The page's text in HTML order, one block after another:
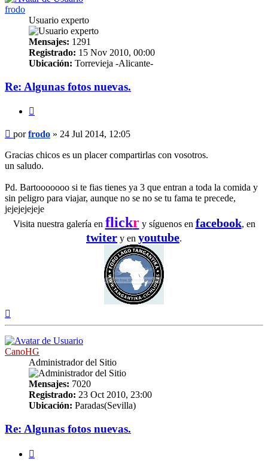
frodo
Usuario experto
Mensajes: 1291
Registrado: 15 Nov 2010, 00:00
Ubicación: Torrevieja -Alicante-
Re: Algunas fotos nuevas.
Mensaje
porfrodo » 24 Jul 2014, 12:05
Gracias chicos es un placer compartirlas con vosotros.
un saludo.
Pd. Bartooooooo si te fias tienes ya 3 que entran a toda la comida y
sin peligro para viajar, aunque no se no se tu fama te precede,
jejejejejeje
Visita nuestra galería en flickry síguenos en facebook, en
twiter y en youtube.
CanoHG
Administrador del Sitio
Mensajes: 7020
Registrado: 23 Oct 2010, 23:00
Ubicación: Paradas(Sevilla)
Re: Algunas fotos nuevas.